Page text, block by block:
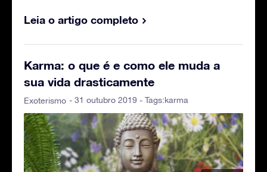
Leia o artigo completo
Karma: o que é e como ele muda a
sua vida drasticamente
Exoterismo - 31 outubro 2019 - Tags:karma